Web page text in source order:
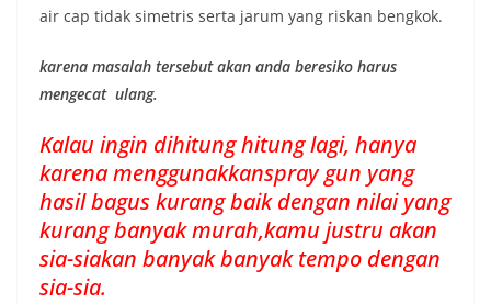
air cap tidak simetris serta jarum yang riskan bengkok.
karena masalah tersebut akan anda beresiko harus
mengecat ulang.
Kalau ingin dihitung hitung lagi, hanya
karena menggunakkanspray gun yang
hasil bagus kurang baik dengan nilai yang
kurang banyak murah,kamu justru akan
sia-siakan banyak banyak tempo dengan
sia-sia.